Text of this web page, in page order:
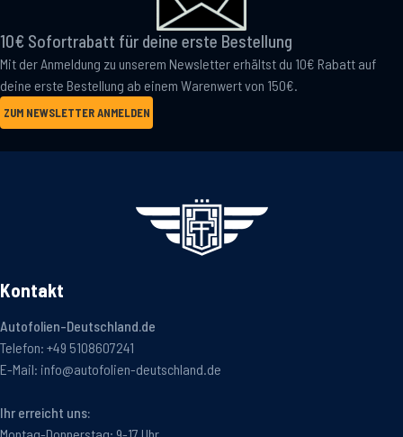
10€ Sofortrabatt für deine erste Bestellung
Mit der Anmeldung zu unserem Newsletter erhältst du 10€ Rabatt auf
deine erste Bestellung ab einem Warenwert von 150€.
ZUM NEWSLETTER ANMELDEN
Kontakt
Autofolien-Deutschland.de
Telefon: +49 5108607241
E-Mail: info@autofolien-deutschland.de
Ihr erreicht uns: